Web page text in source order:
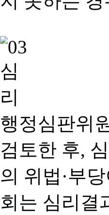
행정심판위
검토한 후,
의 위법·부
회는 심리결